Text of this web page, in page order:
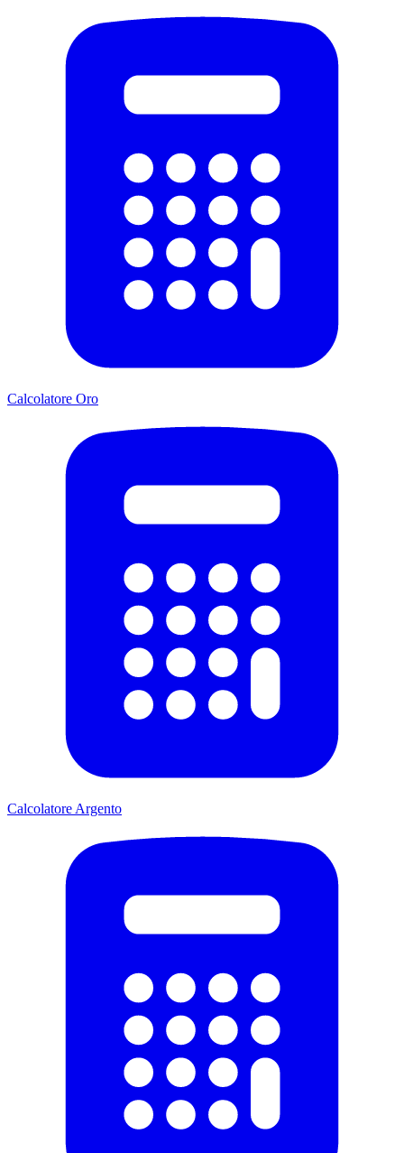
Calcolatore Oro
Calcolatore Argento